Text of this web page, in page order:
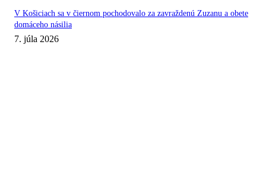
V Košiciach sa v čiernom pochodovalo za zavraždenú Zuzanu a obete
domáceho násilia
7. júla 2026